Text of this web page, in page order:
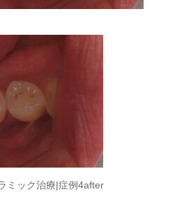
ミック治療|症例4after